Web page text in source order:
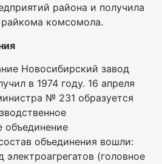
района и получила
комсомола.
Новосибирский завод
в 1974 году. 16 апреля
№ 231 образуется
объединение
объединения вошли:
(головное